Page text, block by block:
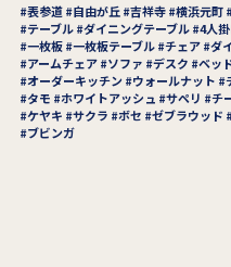
表参道 自由が丘 吉祥寺 横浜元町
テーブル ダイニングテーブル 4人
一枚板 一枚板テーブル チェア ダ
アームチェア
ソファ デスク ベッ
オーダーキッチン
ウォールナット
タモ
ホワイトアッシュ サペリ チ
ケヤキ
サクラ ボセ ゼブラウッド
ブビンガ